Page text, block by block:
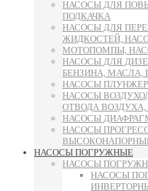
НАСОСЫ ДЛЯ
ПОДКАЧКА
НАСОСЫ ДЛЯ
ЖИДКОСТЕЙ,
МОТОПОМПЫ,
НАСОСЫ ДЛЯ
БЕНЗИНА, МАСЛА,
НАСОСЫ
НАСОСЫ
ОТВОДА
НАСОСЫ
НАСОСЫ
НАСОСЫ ПОГРУЖНЫЕ
НАСОСЫ
НАСОСЫ